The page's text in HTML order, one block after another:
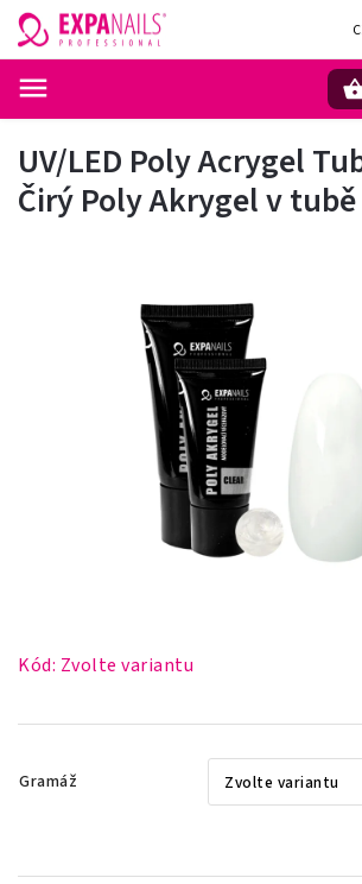
UV/LED Poly Acrygel
Čirý Poly Akrygel v tubě
Kód: Zvolte variantu
Gramáž